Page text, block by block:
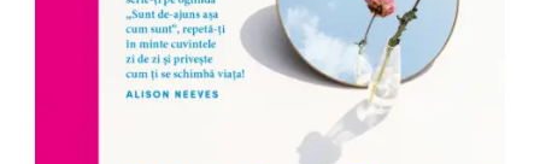
Invatamant gimnazial
Invatamant primar
Invatarea limbilor straine